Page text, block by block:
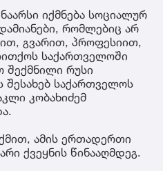
იქმნება სოციალურ
რომლებიც არ
გვარით, პროფესიით,
საქართველოში
შექმნილი რუსი
შესახებ საქართველოს
კობახიძემ
ამის ერთადერთი
ქვეყნის წინააღმდეგ.